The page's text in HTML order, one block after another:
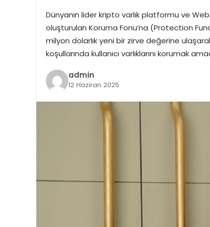
Dünyanın lider kripto varlık platformu ve
oluşturulan Koruma Fonu’na (Protection
milyon dolarlık yeni bir zirve değerine
koşullarında kullanıcı varlıklarını korumak
admin
12 Haziran 2025